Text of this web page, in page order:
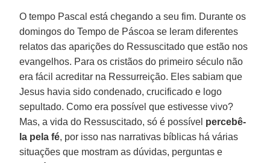
O tempo Pascal está chegando a seu fim. Durante os
domingos do Tempo de Páscoa se leram diferentes
relatos das aparições do Ressuscitado que estão nos
evangelhos. Para os cristãos do primeiro século não
era fácil acreditar na Ressurreição. Eles sabiam que
Jesus havia sido condenado, crucificado e logo
sepultado. Como era possível que estivesse vivo?
Mas, a vida do Ressuscitado, só é possível percebê-
la pela fé, por isso nas narrativas bíblicas há várias
situações que mostram as dúvidas, perguntas e